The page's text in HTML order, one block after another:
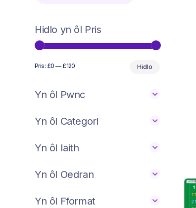
Hidlo yn ôl Pris
Hidlo
Pris: £0 — £120
Yn ôl Pwnc
Yn ôl Categori
Yn ôl Iaith
Yn ôl Oedran
Yn ôl Fformat